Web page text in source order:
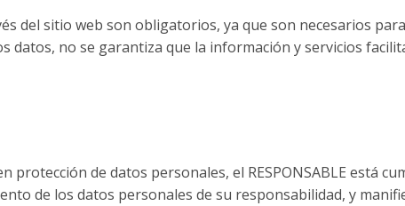
del sitio web son obligatorios, ya que son necesarios
datos, no se garantiza que la información y servicios
de datos personales, el RESPONSABLE está
de los datos personales de su responsabilidad, y